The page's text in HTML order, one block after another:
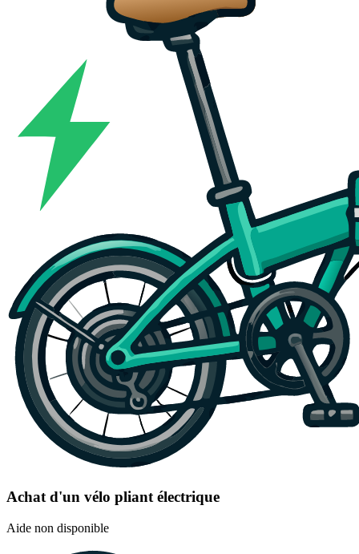
Achat d'un vélo pliant électrique
Aide non disponible